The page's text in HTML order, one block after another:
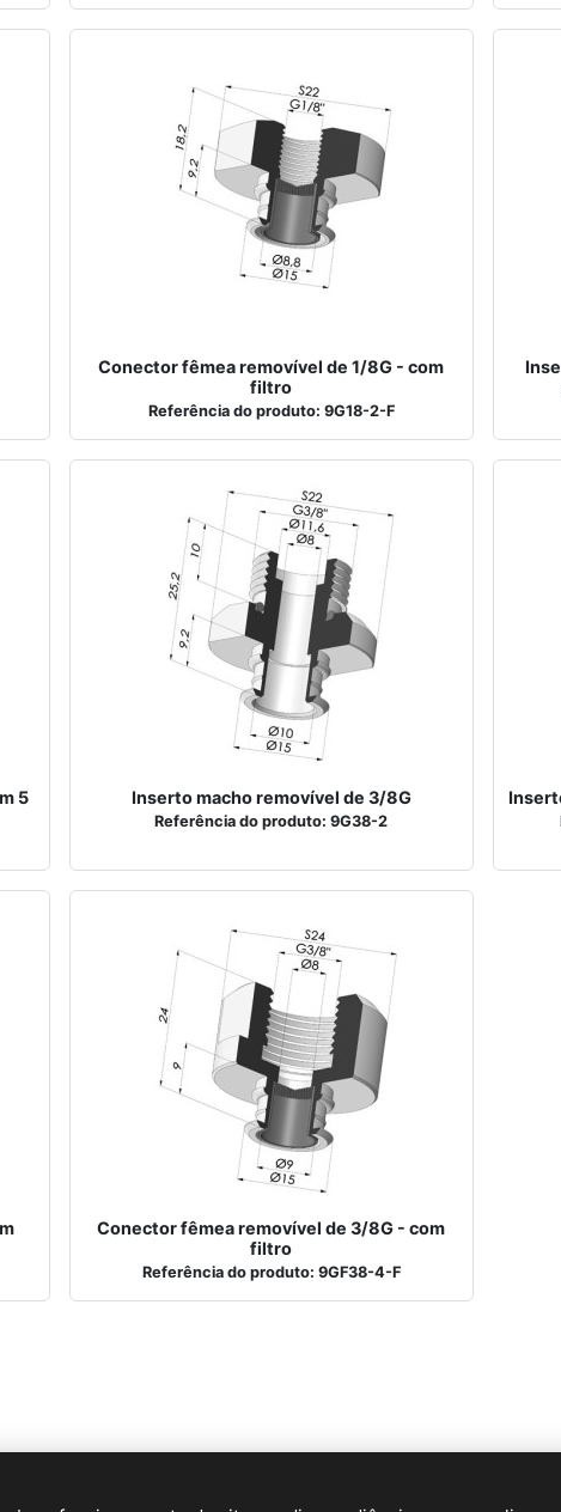
Conector fêmea removível de 1/8G - com
filtro
Referência do produto: 9G18-2-F
5
Inserto macho removível de 3/8G
Referência do produto: 9G38-2
Conector fêmea removível de 3/8G - com
filtro
Referência do produto: 9GF38-4-F